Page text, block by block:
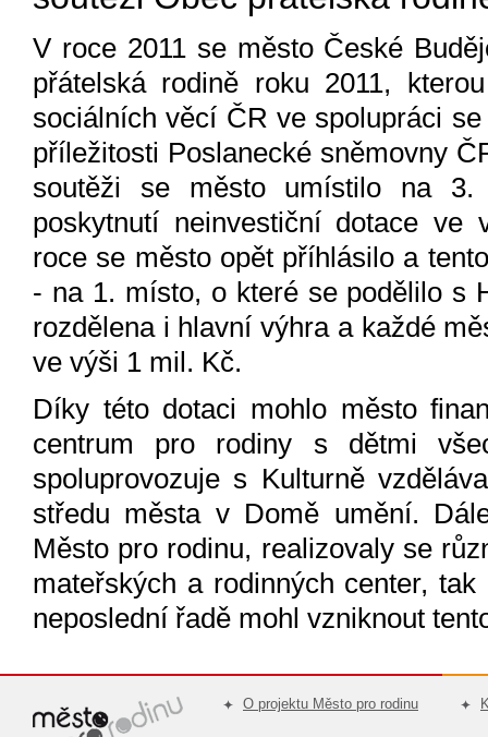
V roce 2011 se město České
přátelská rodině roku 2011,
sociálních věcí ČR ve spolupráci
příležitosti Poslanecké sněmovny
soutěži se město umístilo na
poskytnutí neinvestiční dotace
roce se město opět příhlásilo a
- na 1. místo, o které se podělilo s
rozdělena i hlavní výhra a každé
ve výši 1 mil. Kč.
Díky této dotaci mohlo město
centrum pro rodiny s dětmi
spoluprovozuje s Kulturně
středu města v Domě umění.
Město pro rodinu, realizovaly se
mateřských a rodinných center,
neposlední řadě mohl vzniknout
O projektu Město pro rodinu